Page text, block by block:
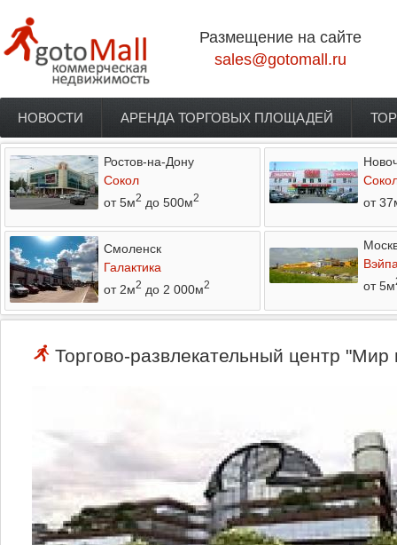
Размещение на сайте
sales@gotomall.ru
Главное меню
НОВОСТИ АРЕНДА ТОРГОВЫХ ПЛОЩАДЕЙ
Ростов-на-Дону
Сокол
от 5м2 до 500м2
от
Смоленск
Галактика
от 2м2 до 2 000м2
от 5м
Торгово-развлекательный центр "Мир